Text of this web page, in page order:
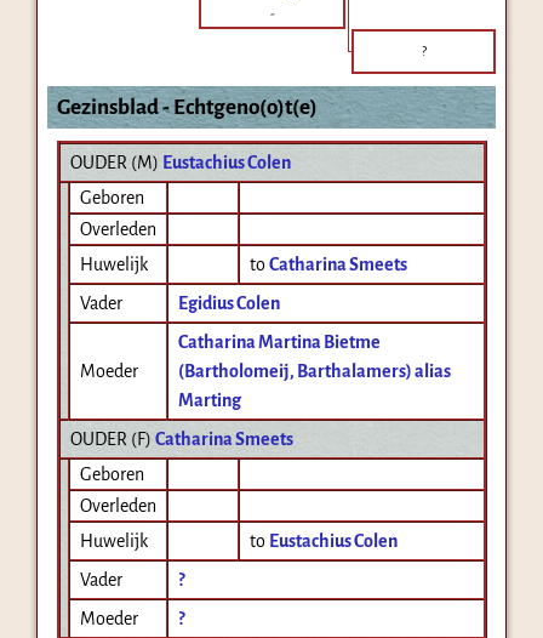
-
?
Gezinsblad - Echtgeno(o)t(e)
OUDER (M) Eustachius Colen
Geboren
Overleden
Huwelijk
toCatharina Smeets
Vader
Egidius Colen
Moeder
Catharina Martina Bietme
(Bartholomeij, Barthalamers) alias
Marting
OUDER (F) Catharina Smeets
Geboren
Overleden
Huwelijk
to Eustachius Colen
Vader
?
Moeder
?